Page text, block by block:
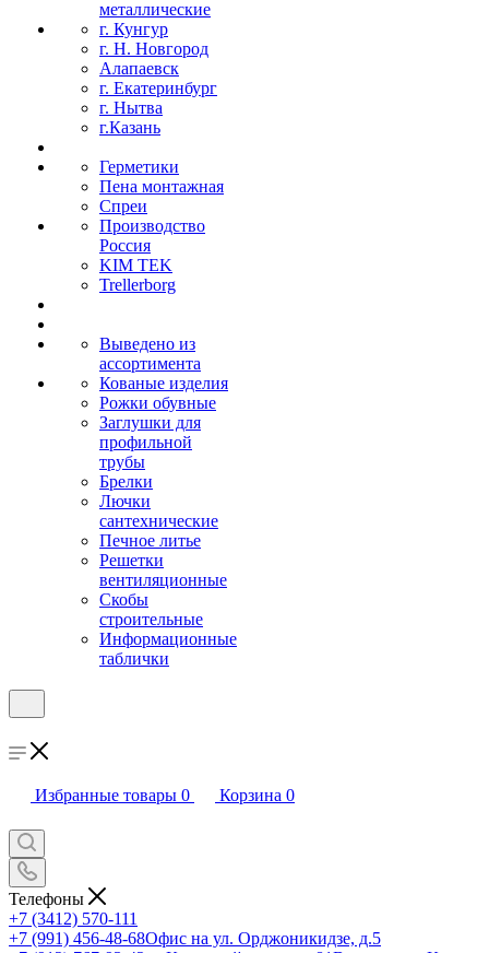
металлические
г. Кунгур
г. Н. Новгород
Алапаевск
г. Екатеринбург
г. Нытва
г.Казань
Герметики
Пена монтажная
Спреи
Производство
Россия
KIM TEK
Trellerborg
Выведено из
ассортимента
Кованые изделия
Рожки обувные
Заглушки для
профильной
трубы
Брелки
Лючки
сантехнические
Печное литье
Решетки
вентиляционные
Скобы
строительные
Информационные
таблички
Избранные товары 0 Корзина 0
Телефоны
+7 (3412) 570-111
+7 (991) 456-48-68Офис на ул. Орджоникидзе, д.5